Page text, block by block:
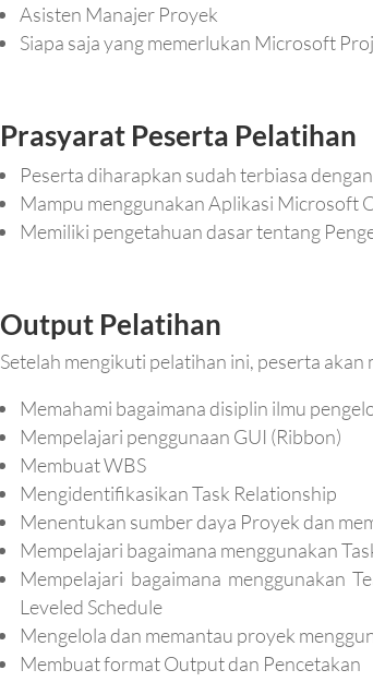
Asisten Manajer Proyek
Siapa saja yang memerlukan Microsoft
Prasyarat Peserta Pelatihan
Peserta diharapkan sudah terbiasa
Mampu menggunakan Aplikasi Microsoft
Memiliki pengetahuan dasar tentang
Output Pelatihan
Setelah mengikuti pelatihan ini, peserta akan
Memahami bagaimana disiplin ilmu
Mempelajari penggunaan GUI (Ribbon)
Membuat WBS
Mengidentifikasikan Task Relationship
Menentukan sumber daya Proyek dan
Mempelajari bagaimana menggunakan
Mempelajari bagaimana menggunakan
Leveled Schedule
Mengelola dan memantau proyek
Membuat format Output dan Pencetakan